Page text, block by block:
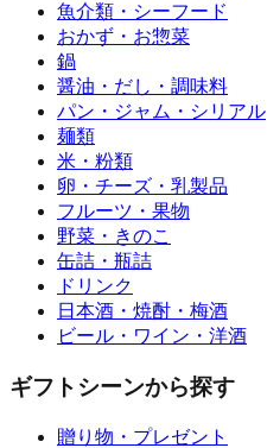
魚介類・シーフード
おかず・お惣菜
鍋
醤油・だし・調味料
パン・ジャム・シリアル
麺類
米・粉類
卵・チーズ・乳製品
フルーツ・果物
野菜・きのこ
缶詰・瓶詰
ドリンク
日本酒・焼酎・梅酒
ビール・ワイン・洋酒
ギフトシーンから探す
贈り物・プレゼント